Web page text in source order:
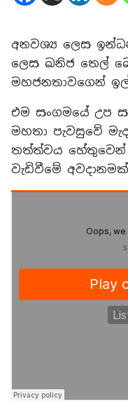
අනවශ්‍ය ලෙස
ලෙස ඛනිජ තෙල්
මහජනතාවගෙන්
එම සංගමයේ උප
මහතා පැවසුවේ
තත්ත්වය හේතුවෙන්
වැඩිවීමේ